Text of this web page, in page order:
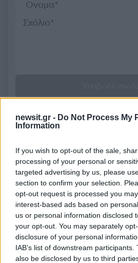
newsit.gr - Do Not Process My
Information
If you wish to opt-out of the sale,
processing of your personal or
targeted advertising by us, please
section to confirm your selection.
opt-out request is processed you
interest-based ads based on
us or personal information disclosed
your opt-out. You may separately
disclosure of your personal
IAB’s list of downstream
also be disclosed by us to third
Πολιτική Απορρήτου&Όροι Χρήσηςτης
ΕΙΔΗΣΕΙΣ
ΕΙΣΦΟΡΑ
ΕΝΦΙΑ
ΕΦΟΡΙΑ
ΠΛΕΟΝΑΣΜΑ
Share:
Ακολουθήστε το Νewsit.gr στο
ενημερωθείτε πρώτοι για όλη την
τελευταία νέατης ημέρας